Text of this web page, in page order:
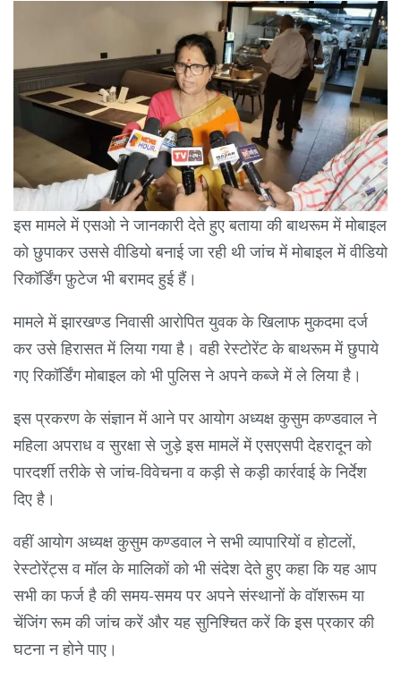
इस मामले में एसओ ने जानकारी देते हुए बताया की बाथरूम में मोबाइल
को छुपाकर उससे वीडियो बनाई जा रही थी जांच में मोबाइल में वीडियो
रिकॉर्डिंग फ़ुटेज भी बरामद हुई हैं।
मामले में झारखण्ड निवासी आरोपित युवक के खिलाफ मुकदमा दर्ज
कर उसे हिरासत में लिया गया है। वही रेस्टोरेंट के बाथरूम में छुपाये
गए रिकॉर्डिंग मोबाइल को भी पुलिस ने अपने कब्जे में ले लिया है।
इस प्रकरण के संज्ञान में आने पर आयोग अध्यक्ष कुसुम कण्डवाल ने
महिला अपराध व सुरक्षा से जुड़े इस मामलें में एसएसपी देहरादून को
पारदर्शी तरीके से जांच-विवेचना व कड़ी से कड़ी कार्रवाई के निर्देश
दिए है।
वहीं आयोग अध्यक्ष कुसुम कण्डवाल ने सभी व्यापारियों व होटलों,
रेस्टोरेंट्स व मॉल के मालिकों को भी संदेश देते हुए कहा कि यह आप
सभी का फर्ज है की समय-समय पर अपने संस्थानों के वॉशरूम या
चेंजिंग रूम की जांच करें और यह सुनिश्चित करें कि इस प्रकार की
घटना न होने पाए।